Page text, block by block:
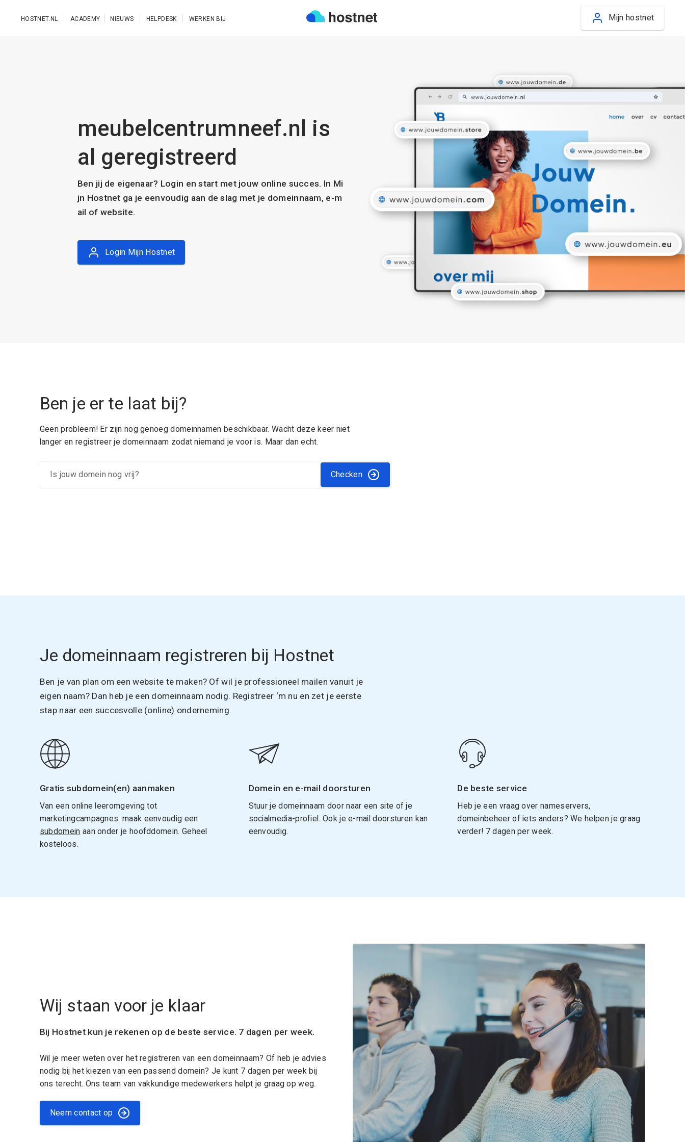
HOSTNET.NL ACADEMY NIEUWS HELPDESK WERKEN BIJ Mijn hostnet
meubelcentrumneef.nl is
al geregistreerd
Ben jij de eigenaar? Login en start met jouw online succes. In Mi
jn Hostnet ga je eenvoudig aan de slag met je domeinnaam, e-m
ail of website.
Login Mijn Hostnet
Ben je er te laat bij?
Geen probleem! Er zijn nog genoeg domeinnamen beschikbaar. Wacht deze keer niet
langer en registreer je domeinnaam zodat niemand je voor is. Maar dan echt.
Checken
Je domeinnaam registreren bij Hostnet
Ben je van plan om een website te maken? Of wil je professioneel mailen vanuit je
eigen naam? Dan heb je een domeinnaam nodig. Registreer ‘m nu en zet je eerste
stap naar een succesvolle (online) onderneming.
Gratis subdomein(en) aanmaken
Van een online leeromgeving tot
marketingcampagnes: maak eenvoudig een
subdomein aan onder je hoofddomein. Geheel
kosteloos.
Domein en e-mail doorsturen
Stuur je domeinnaam door naar een site of je
socialmedia-profiel. Ook je e-mail doorsturen kan
eenvoudig.
De beste service
Heb je een vraag over nameservers,
domeinbeheer of iets anders? We helpen je graag
verder! 7 dagen per week.
Wij staan voor je klaar
Bij Hostnet kun je rekenen op de beste service. 7 dagen per week.
Wil je meer weten over het registreren van een domeinnaam? Of heb je advies
nodig bij het kiezen van een passend domein? Je kunt 7 dagen per week bij
ons terecht. Ons team van vakkundige medewerkers helpt je graag op weg.
Neem contact op